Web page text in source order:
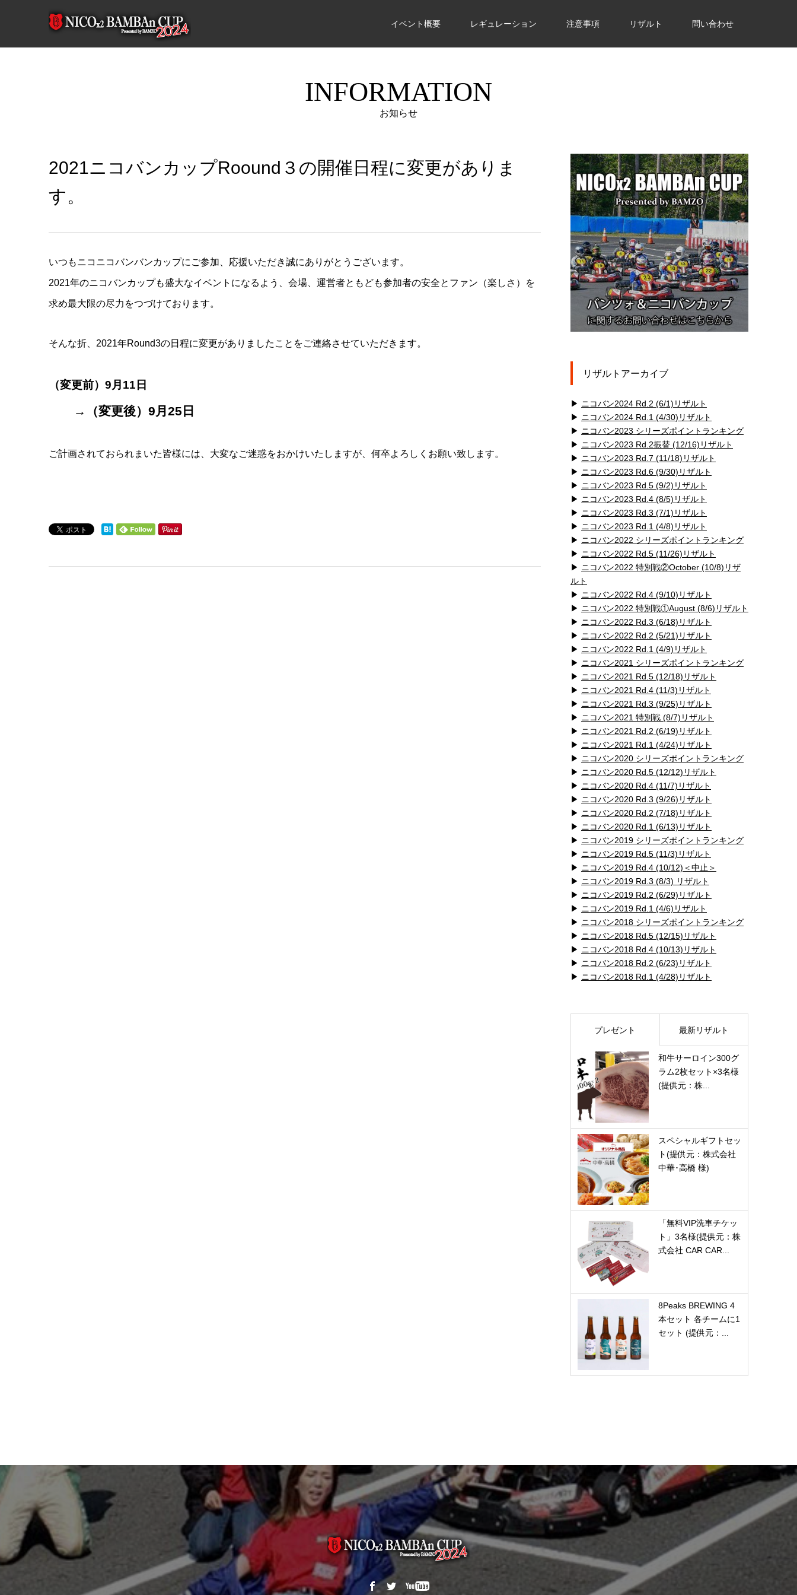
イベント概要 レギュレーション 注意事項 リザルト 問い合わせ
INFORMATION
お知らせ
2021ニコバンカップRoound３の開催日程に変更がありま
す。
いつもニコニコバンバンカップにご参加、応援いただき誠にありがとうございます。
2021年のニコバンカップも盛大なイベントになるよう、会場、運営者ともども参加者の安全とファン（楽しさ）を
求め最大限の尽力をつづけております。
そんな折、2021年Round3の日程に変更がありましたことをご連絡させていただきます。
（変更前）9月11日
→（変更後）9月25日
ご計画されておられまいた皆様には、大変なご迷惑をおかけいたしますが、何卒よろしくお願い致します。
リザルトアーカイブ
▶ ニコバン2024 Rd.2 (6/1)リザルト
▶ ニコバン2024 Rd.1 (4/30)リザルト
▶ ニコバン2023 シリーズポイントランキング
▶ ニコバン2023 Rd.2振替 (12/16)リザルト
▶ ニコバン2023 Rd.7 (11/18)リザルト
▶ ニコバン2023 Rd.6 (9/30)リザルト
▶ ニコバン2023 Rd.5 (9/2)リザルト
▶ ニコバン2023 Rd.4 (8/5)リザルト
▶ ニコバン2023 Rd.3 (7/1)リザルト
▶ ニコバン2023 Rd.1 (4/8)リザルト
▶ ニコバン2022 シリーズポイントランキング
▶ ニコバン2022 Rd.5 (11/26)リザルト
▶ ニコバン2022 特別戦②October (10/8)リザ
ルト
▶ ニコバン2022 Rd.4 (9/10)リザルト
▶ ニコバン2022 特別戦①August (8/6)リザルト
▶ ニコバン2022 Rd.3 (6/18)リザルト
▶ ニコバン2022 Rd.2 (5/21)リザルト
▶ ニコバン2022 Rd.1 (4/9)リザルト
▶ ニコバン2021 シリーズポイントランキング
▶ ニコバン2021 Rd.5 (12/18)リザルト
▶ ニコバン2021 Rd.4 (11/3)リザルト
▶ ニコバン2021 Rd.3 (9/25)リザルト
▶ ニコバン2021 特別戦 (8/7)リザルト
▶ ニコバン2021 Rd.2 (6/19)リザルト
▶ ニコバン2021 Rd.1 (4/24)リザルト
▶ ニコバン2020 シリーズポイントランキング
▶ ニコバン2020 Rd.5 (12/12)リザルト
▶ ニコバン2020 Rd.4 (11/7)リザルト
▶ ニコバン2020 Rd.3 (9/26)リザルト
▶ ニコバン2020 Rd.2 (7/18)リザルト
▶ ニコバン2020 Rd.1 (6/13)リザルト
▶ ニコバン2019 シリーズポイントランキング
▶ ニコバン2019 Rd.5 (11/3)リザルト
▶ ニコバン2019 Rd.4 (10/12)＜中止＞
▶ ニコバン2019 Rd.3 (8/3) リザルト
▶ ニコバン2019 Rd.2 (6/29)リザルト
▶ ニコバン2019 Rd.1 (4/6)リザルト
▶ ニコバン2018 シリーズポイントランキング
▶ ニコバン2018 Rd.5 (12/15)リザルト
▶ ニコバン2018 Rd.4 (10/13)リザルト
▶ ニコバン2018 Rd.2 (6/23)リザルト
▶ ニコバン2018 Rd.1 (4/28)リザルト
プレゼント 最新リザルト
和牛サーロイン300グ
ラム2枚セット×3名様
(提供元：株...
スペシャルギフトセッ
ト(提供元：株式会社
中華･高橋 様)
「無料VIP洗車チケッ
ト」3名様(提供元：株
式会社 CAR CAR...
8Peaks BREWING 4
本セット 各チームに1
セット (提供元：...